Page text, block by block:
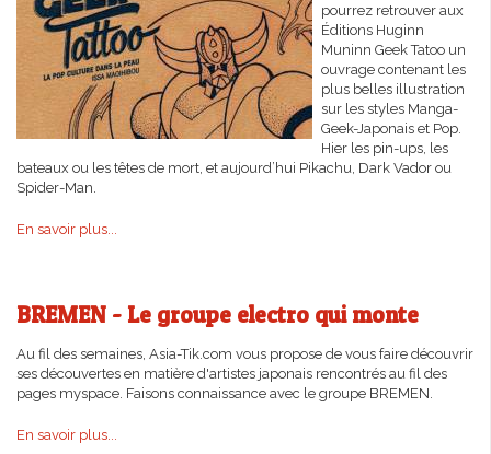
pourrez retrouver aux
Éditions Huginn
Muninn Geek Tatoo un
ouvrage contenant les
plus belles illustration
sur les styles Manga-
Geek-Japonais et Pop.
Hier les pin-ups, les
bateaux ou les têtes de mort, et aujourd’hui Pikachu, Dark Vador ou
Spider-Man.
En savoir plus...
BREMEN - Le groupe electro qui monte
Au fil des semaines, Asia-Tik.com vous propose de vous faire découvrir
ses découvertes en matière d'artistes japonais rencontrés au fil des
pages myspace. Faisons connaissance avec le groupe BREMEN.
En savoir plus...